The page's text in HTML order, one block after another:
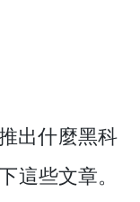
出什麼黑科
這些文章。